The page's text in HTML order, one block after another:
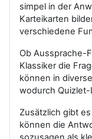
simpel in der
Karteikarten
verschiedene
Ob Aussprache-
Klassiker die
können in
wodurch
Zusätzlich gibt
können die